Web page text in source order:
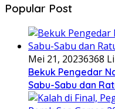
Popular Post
Mei 21, 20236368
Bekuk Pengedar
Sabu-Sabu dan